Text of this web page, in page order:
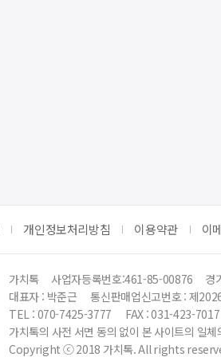
개인정보처리방침 이용약관 이
가치톡 사업자등록번호:461-85-00876
경
대표자 : 박준근
통신판매업신고번호 : 제
TEL : 070-7425-3777
FAX : 031-423-7017
가치톡의 사전 서면 동의 없이 본 사이트의 일
Copyright ⓒ 2018 가치톡. All rights